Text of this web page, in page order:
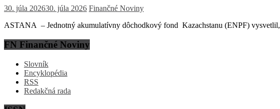
30. júla 202630. júla 2026 Finančné Noviny
ASTANA – Jednotný akumulatívny dôchodkový fond Kazachstanu (ENPF)
FN Finančné Noviny
Slovník
Encyklopédia
RSS
Redakčná rada